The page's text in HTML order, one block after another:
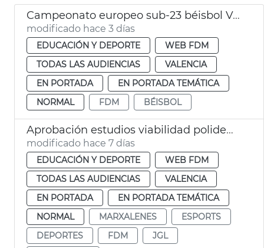
Campeonato europeo sub-23 béisbol València
modificado hace 3 días
EDUCACIÓN Y DEPORTE
WEB FDM
TODAS LAS AUDIENCIAS
VALENCIA
EN PORTADA
EN PORTADA TEMÁTICA
NORMAL
FDM BÉISBOL
Aprobación estudios viabilidad polideportivos San Isidro Marxalenes
modificado hace 7 días
EDUCACIÓN Y DEPORTE
WEB FDM
TODAS LAS AUDIENCIAS
VALENCIA
EN PORTADA
EN PORTADA TEMÁTICA
NORMAL
MARXALENES
ESPORTS
DEPORTES
FDM
JGL